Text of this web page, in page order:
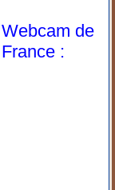
Webcam de
France :